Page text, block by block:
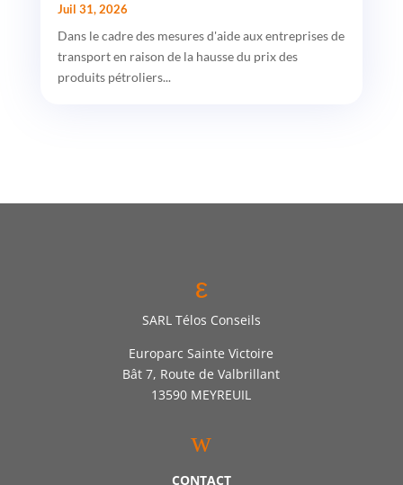
Juil 31, 2026
Dans le cadre des mesures d'aide aux entreprises de
transport en raison de la hausse du prix des
produits pétroliers...
ε
SARL Télos Conseils
Europarc Sainte Victoire
Bât 7, Route de Valbrillant
13590 MEYREUIL
w
CONTACT